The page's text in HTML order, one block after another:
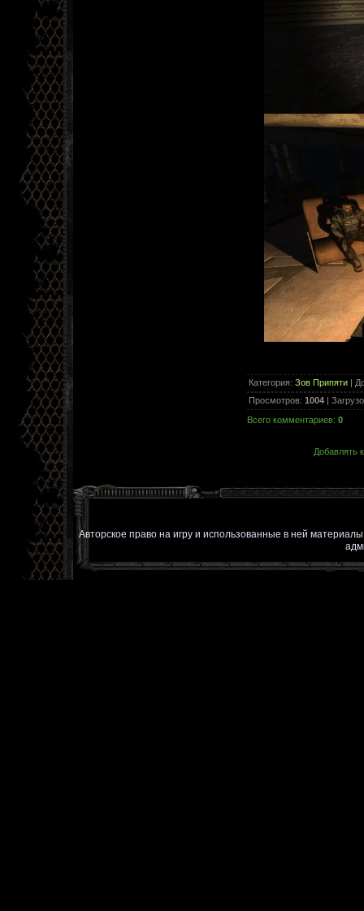
Категория: Зов Припяти |
Просмотров: 1004 |
Всего комментариев: 0
Добавлять
Авторское право на игру и использованные в ней